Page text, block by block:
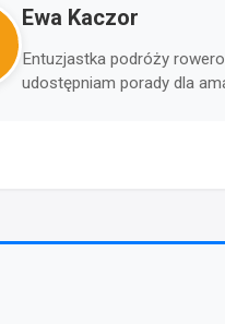
Ewa Kaczor
Entuzjastka podróży
udostępniam porady dla